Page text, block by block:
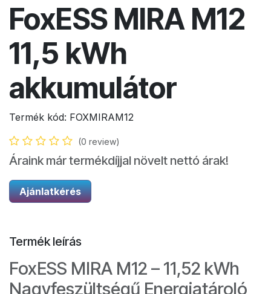
FoxESS MIRA M12
11,5 kWh
akkumulátor
Termék kód: FOXMIRAM12
(0 review)
Áraink már termékdíjjal növelt nettó árak!
Ajánlatkérés
Termék leírás
FoxESS MIRA M12 – 11,52 kWh
Nagyfeszültségű Energiatároló